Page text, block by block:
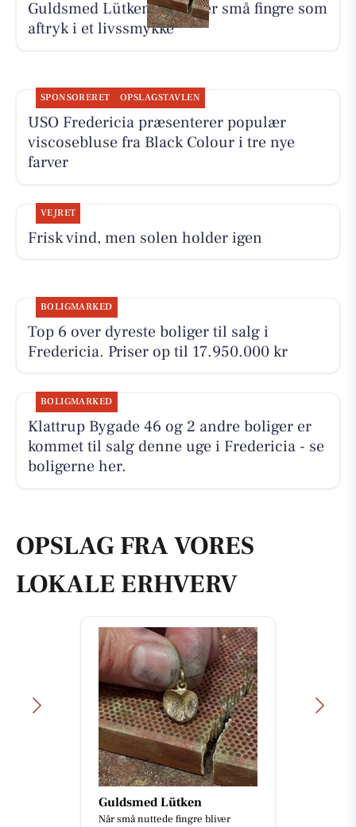
Guldsmed Lütken foreviger små fingre som
aftryk i et livssmykke
SPONSORERET OPSLAGSTAVLEN
USO Fredericia præsenterer populær
viscosebluse fra Black Colour i tre nye
farver
VEJRET
Frisk vind, men solen holder igen
BOLIGMARKED
Top 6 over dyreste boliger til salg i
Fredericia. Priser op til 17.950.000 kr
BOLIGMARKED
Klattrup Bygade 46 og 2 andre boliger er
kommet til salg denne uge i Fredericia - se
boligerne her.
OPSLAG FRA VORES
LOKALE ERHVERV
Guldsmed Lütken
Når små nuttede fingre bliver